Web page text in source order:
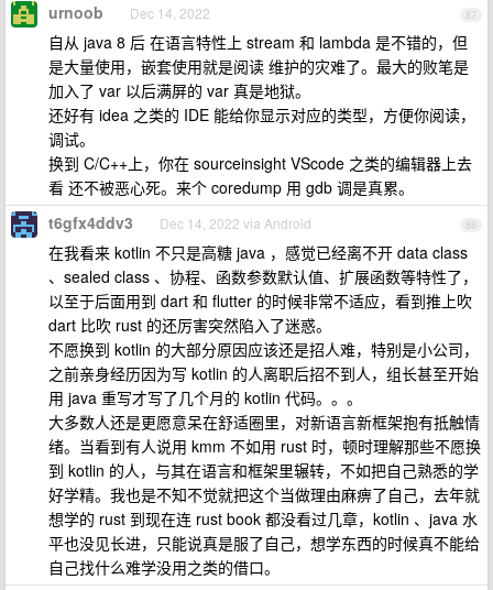
87
urnoob Dec 14, 2022
自从 java 8 后 在语言特性上 stream 和 lambda 是不错的，但
是大量使用，嵌套使用就是阅读 维护的灾难了。最大的败笔是
加入了 var 以后满屏的 var 真是地狱。
还好有 idea 之类的 IDE 能给你显示对应的类型，方便你阅读，
调试。
换到 C/C++上，你在 sourceinsight VScode 之类的编辑器上去
看 还不被恶心死。来个 coredump 用 gdb 调是真累。
88
t6gfx4ddv3 Dec 14, 2022 via Android
在我看来 kotlin 不只是高糖 java ，感觉已经离不开 data class
、sealed class 、协程、函数参数默认值、扩展函数等特性了，
以至于后面用到 dart 和 flutter 的时候非常不适应，看到推上吹
dart 比吹 rust 的还厉害突然陷入了迷惑。
不愿换到 kotlin 的大部分原因应该还是招人难，特别是小公司，
之前亲身经历因为写 kotlin 的人离职后招不到人，组长甚至开始
用 java 重写才写了几个月的 kotlin 代码。。。
大多数人还是更愿意呆在舒适圈里，对新语言新框架抱有抵触情
绪。当看到有人说用 kmm 不如用 rust 时，顿时理解那些不愿换
到 kotlin 的人，与其在语言和框架里辗转，不如把自己熟悉的学
好学精。我也是不知不觉就把这个当做理由麻痹了自己，去年就
想学的 rust 到现在连 rust book 都没看过几章，kotlin 、java 水
平也没见长进，只能说真是服了自己，想学东西的时候真不能给
自己找什么难学没用之类的借口。